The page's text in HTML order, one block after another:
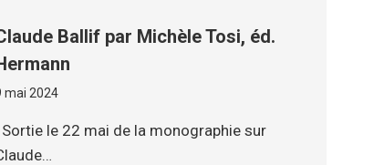
Ballif par Michèle Tosi, éd.
mai 2024
Sortie le 22 mai de la monographie sur